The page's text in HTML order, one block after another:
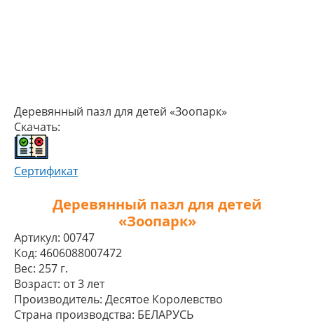
Деревянный пазл для детей «Зоопарк»
Скачать:
Сертификат
Деревянный пазл для детей
«Зоопарк»
Артикул: 00747
Код: 4606088007472
Вес: 257 г.
Возраст: от 3 лет
Производитель: Десятое Королевство
Страна производства: БЕЛАРУСЬ